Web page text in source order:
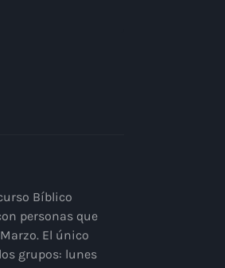
Bíblico
personas que
El único
grupos: lunes